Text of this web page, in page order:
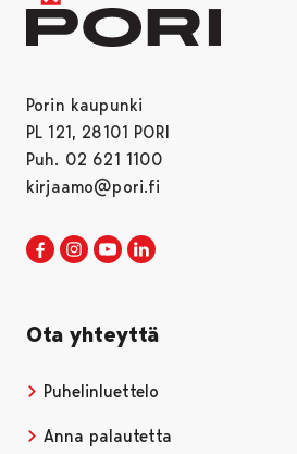
Porin kaupunki
PL 121, 28101 PORI
Puh. 02 621 1100
kirjaamo@pori.fi
Porin kaupunki Facebookissa
Avautuu uudessa välilehdessä
Porin kaupunki
Avautuu uudessa
Porin kaupunki
Avautuu uudessa
Ota yhteyttä
Puhelinluettelo
Anna palautetta